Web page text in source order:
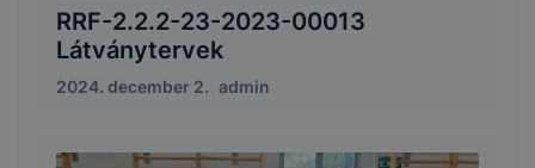
RRF-2.2.2-23-2023-00013
Látványtervek
2024. december 2. admin